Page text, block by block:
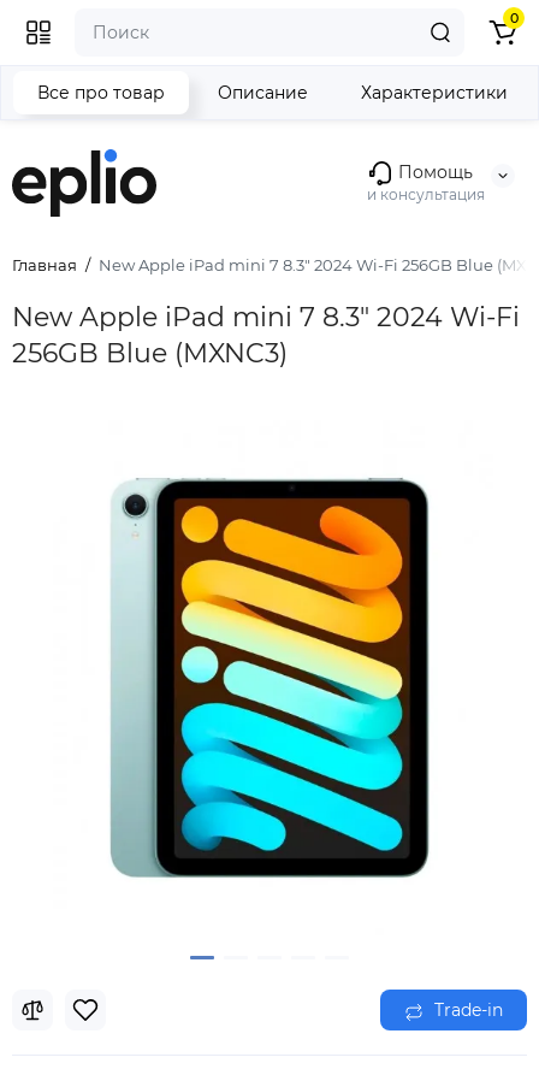
Помощь
и консультация
0
Главная New Apple iPad mini 7 8.3" 2024 Wi-Fi 256GB Blue
New Apple iPad mini 7 8.3" 2024 Wi-Fi
256GB Blue (MXNC3)
Все про товар Описание Характеристики
Trade-in